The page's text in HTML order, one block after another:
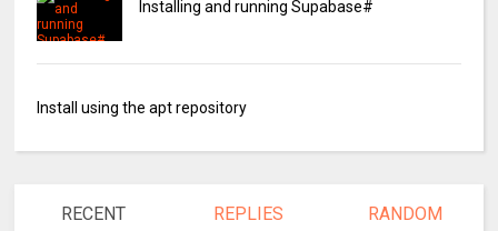
Installing and running Supabase#
Install using the apt repository
RECENT REPLIES RANDOM